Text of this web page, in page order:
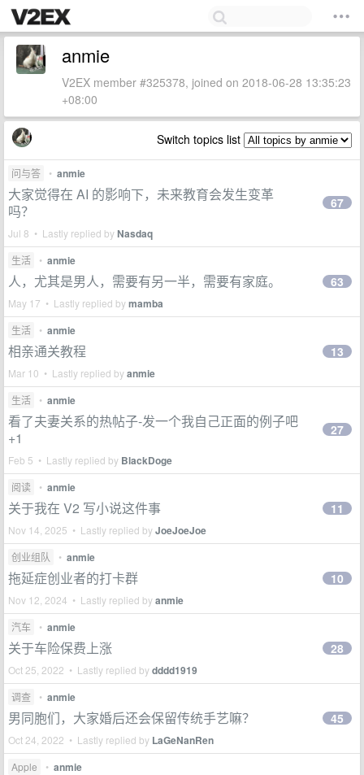
anmie
V2EX member #325378, joined on 2018-06-28 13:35:23
+08:00
Switch topics list
问与答 • anmie
大家觉得在 AI 的影响下，未来教育会发生变革
吗？
Jul 8 • Lastly replied byNasdaq
67
生活 • anmie
人，尤其是男人，需要有另一半，需要有家庭。
May 17 • Lastly replied bymamba
63
生活 • anmie
相亲通关教程
Mar 10 • Lastly replied byanmie
13
生活 • anmie
看了夫妻关系的热帖子-发一个我自己正面的例子吧
+1
Feb 5 • Lastly replied by BlackDoge
27
阅读 • anmie
关于我在 V2 写小说这件事
Nov 14, 2025 • Lastly replied byJoeJoeJoe
11
创业组队 • anmie
拖延症创业者的打卡群
Nov 12, 2024 • Lastly replied byanmie
10
汽车 • anmie
关于车险保费上涨
Oct 25, 2022 • Lastly replied bydddd1919
28
调查 • anmie
男同胞们，大家婚后还会保留传统手艺嘛？
Oct 24, 2022 • Lastly replied by LaGeNanRen
45
Apple • anmie